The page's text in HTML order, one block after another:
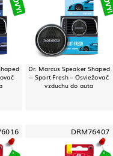
Dr. Marcus Speaker Shaped
– Sport Fresh – Osviežovač
vzduchu do auta
DRM76407